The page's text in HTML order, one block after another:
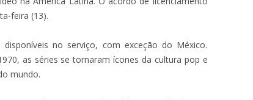
feira (13).
no serviço, com exceção do México.
as séries se tornaram ícones da cultura pop e
mundo.